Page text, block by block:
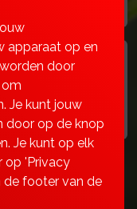
in zijn werk?
apparaat op en
door
Je kunt jouw
door op de knop
Je kunt op elk
op 'Privacy
de footer van de